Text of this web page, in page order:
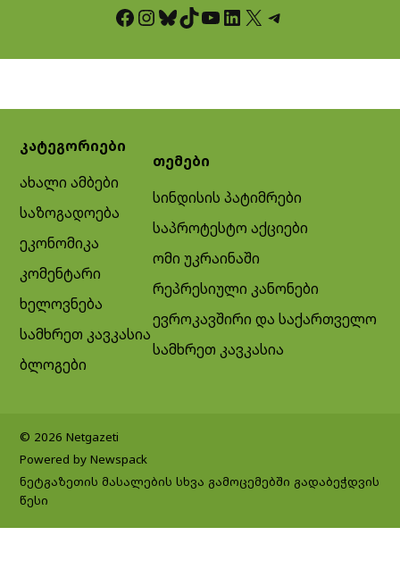
Facebook InstagramBluesky TikTok YouTube LinkedIn X Telegram
კატეგორიები
ახალი ამბები
საზოგადოება
ეკონომიკა
კომენტარი
ხელოვნება
სამხრეთ კავკასია
ბლოგები
თემები
სინდისის პატიმრები
საპროტესტო აქციები
ომი უკრაინაში
რეპრესიული კანონები
ევროკავშირი და საქართველო
სამხრეთ კავკასია
© 2026 Netgazeti
Powered by Newspack
ნეტგაზეთის მასალების სხვა გამოცემებში გადაბეჭდვის
წესი